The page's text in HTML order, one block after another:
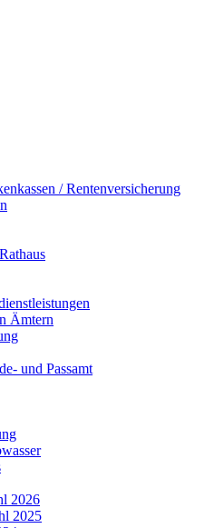
/ Rentenversicherung
Ämtern
und Passamt
2026
2025